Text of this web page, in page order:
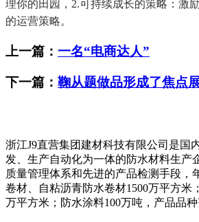
理你的田园，2.可持续成长的策略：激
的运营策略。
上一篇： 一名“电商达人”
下一篇： 鞠从题做品形成了焦点
浙江J9直营集团建材科技有限公司是国
发、生产自动化为一体的防水材料生产
质量管理体系和先进的产品检测手段，
卷材、自粘沥青防水卷材1500万平方米
万平方米；防水涂料100万吨，产品品种